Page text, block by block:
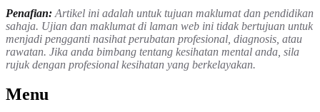
Penafian: Artikel ini adalah untuk tujuan maklumat dan pendidikan
sahaja. Ujian dan maklumat di laman web ini tidak bertujuan untuk
menjadi pengganti nasihat perubatan profesional, diagnosis, atau
rawatan. Jika anda bimbang tentang kesihatan mental anda, sila
rujuk dengan profesional kesihatan yang berkelayakan.
Menu